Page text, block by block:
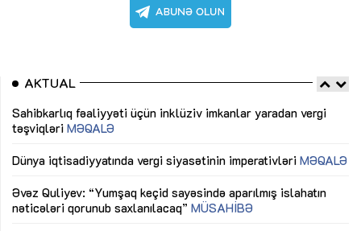
AKTUAL
Sahibkarlıq fəaliyyəti üçün inklüziv imkanlar yaradan vergi
təşviqləri MƏQALƏ
Dünya iqtisadiyyatında vergi siyasətinin imperativləri MƏQALƏ
Əvəz Quliyev: “Yumşaq keçid sayəsində aparılmış islahatın
nəticələri qorunub saxlanılacaq” MÜSAHİBƏ